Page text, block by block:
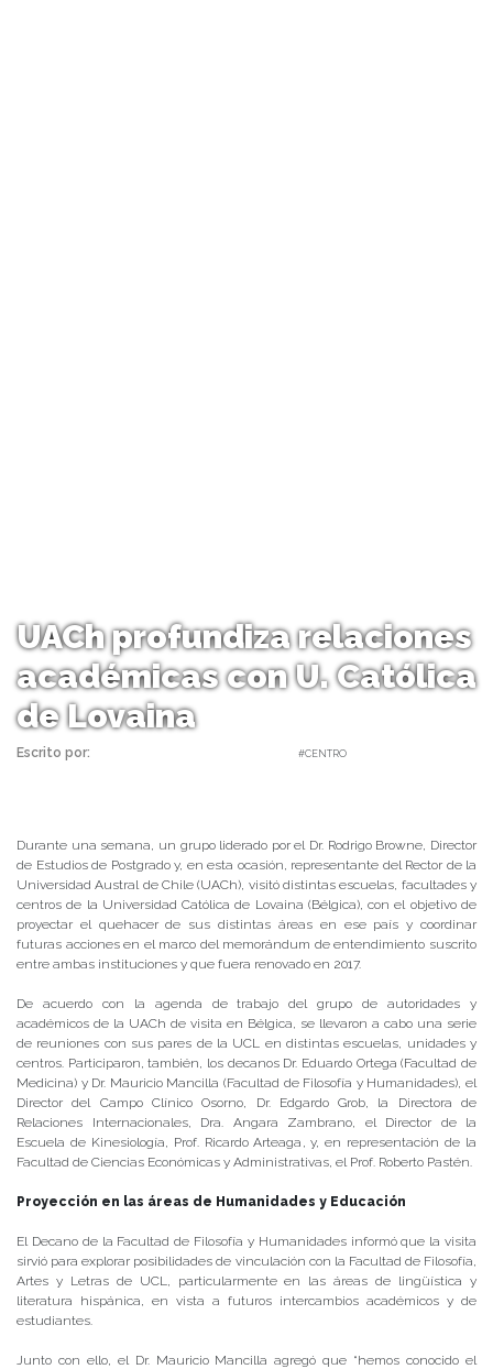
UACh profundiza relaciones
académicas con U. Católica
de Lovaina
Escrito por: #CENTRO
Durante una semana, un grupo liderado por el Dr. Rodrigo Browne, Director
de Estudios de Postgrado y, en esta ocasión, representante del Rector de la
Universidad Austral de Chile (UACh), visitó distintas escuelas, facultades y
centros de la Universidad Católica de Lovaina (Bélgica), con el objetivo de
proyectar el quehacer de sus distintas áreas en ese país y coordinar
futuras acciones en el marco del memorándum de entendimiento suscrito
entre ambas instituciones y que fuera renovado en 2017.
De acuerdo con la agenda de trabajo del grupo de autoridades y
académicos de la UACh de visita en Bélgica, se llevaron a cabo una serie
de reuniones con sus pares de la UCL en distintas escuelas, unidades y
centros. Participaron, también, los decanos Dr. Eduardo Ortega (Facultad de
Medicina) y Dr. Mauricio Mancilla (Facultad de Filosofía y Humanidades), el
Director del Campo Clínico Osorno, Dr. Edgardo Grob, la Directora de
Relaciones Internacionales, Dra. Angara Zambrano, el Director de la
Escuela de Kinesiología, Prof. Ricardo Arteaga, y, en representación de la
Facultad de Ciencias Económicas y Administrativas, el Prof. Roberto Pastén.
Proyección en las áreas de Humanidades y Educación
El Decano de la Facultad de Filosofía y Humanidades informó que la visita
sirvió para explorar posibilidades de vinculación con la Facultad de Filosofía,
Artes y Letras de UCL, particularmente en las áreas de lingüística y
literatura hispánica, en vista a futuros intercambios académicos y de
estudiantes.
Junto con ello, el Dr. Mauricio Mancilla agregó que “hemos conocido el